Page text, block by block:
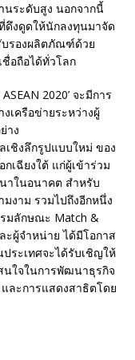
นระดับสูง นอกจากนี้
ดึงดูดให้นักลงทุนมาจัด
บรองผลิตภัณฑ์ด้วย
ชื่อถือได้ทั่วโลก
2020’ จะมีการ
เครือข่ายระหว่างผู้
าง
เชิงลึกรูปแบบใหม่ ของ
เฉียงใต้ แก่ผู้เข้าร่วม
าในอนาคต สำหรับ
งาม รวมไปถึงอีกหนึ่ง
รมลักษณะ Match &
ผู้จำหน่าย ได้มีโอกาส
ระเทศจะได้รับเชิญให้
นใจในการพัฒนาธุรกิจ
ละการแสดงสาธิตโดย